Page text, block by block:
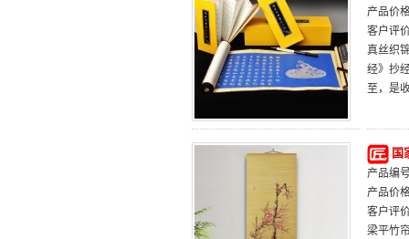
产品价
客户评
真丝织
经》抄
至，是
国
产品编
产品价
客户评
梁平竹